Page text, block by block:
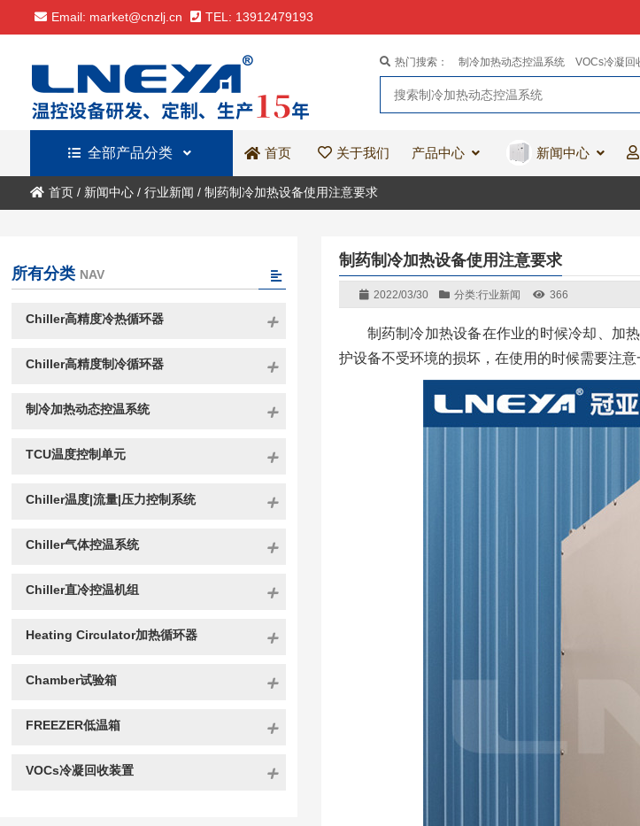
Email: market@cnzlj.cn TEL: 13912479193
热门搜索： 制冷加热动态控温系统 VOCs冷凝回
全部产品分类 首页 关于我们 产品中心 新闻中心
首页/ 新闻中心/ 行业新闻 / 制药制冷加热设备使用注意要求
制药制冷加热设备使用注意要求
2022/03/30 分类:行业新闻 366
制药制冷加热设备在作业的时候冷却、加
护设备不受环境的损坏，在使用的时候需要注意
所有分类 NAV
Chiller高精度冷热循环器
Chiller高精度制冷循环器
制冷加热动态控温系统
TCU温度控制单元
Chiller温度|流量|压力控制系统
Chiller气体控温系统
Chiller直冷控温机组
Heating Circulator加热循环器
Chamber试验箱
FREEZER低温箱
VOCs冷凝回收装置